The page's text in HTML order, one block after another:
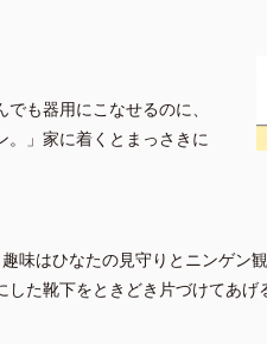
も器用にこなせるのに、
。」家に着くとまっさきに
味はひなたの見守りとニンゲン
た靴下をときどき片づけてあげ